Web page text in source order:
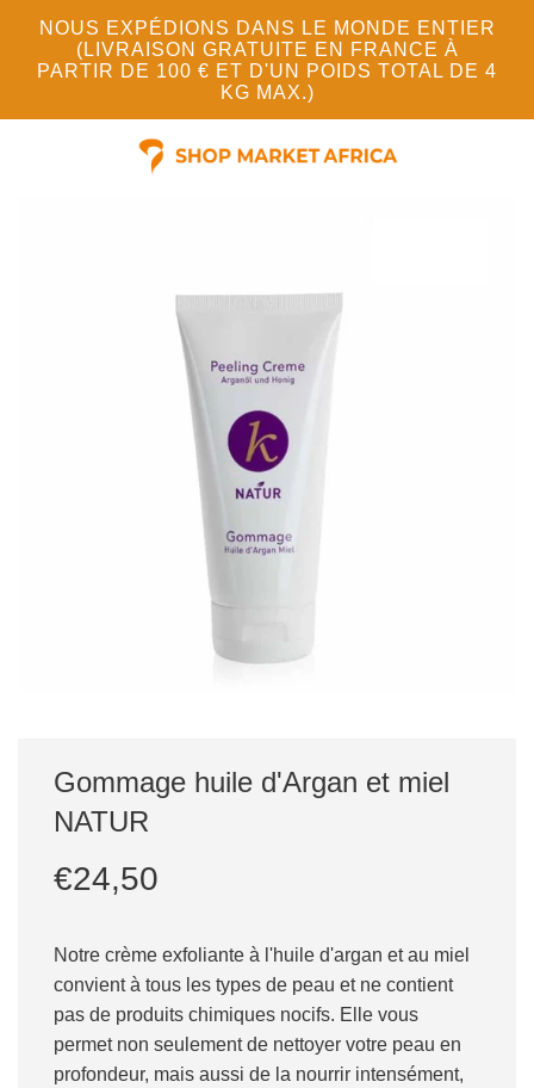
NOUS EXPÉDIONS DANS LE MONDE ENTIER
(LIVRAISON GRATUITE EN FRANCE À
PARTIR DE 100 € ET D'UN POIDS TOTAL DE 4
KG MAX.)
Gommage huile d'Argan et miel
NATUR
Prix
Prix
régulier
€24,50
Notre crème exfoliante à l'huile d'argan et au miel
convient à tous les types de peau et ne contient
pas de produits chimiques nocifs. Elle vous
permet non seulement de nettoyer votre peau en
profondeur, mais aussi de la nourrir intensément,